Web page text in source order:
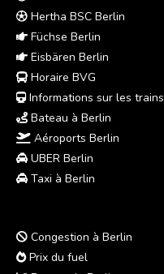
Hertha BSC Berlin
Füchse Berlin
Eisbären Berlin
Horaire BVG
Informations sur les trains
Bateau à Berlin
Aéroports Berlin
UBER Berlin
Taxi à Berlin
Congestion à Berlin
Prix du fuel